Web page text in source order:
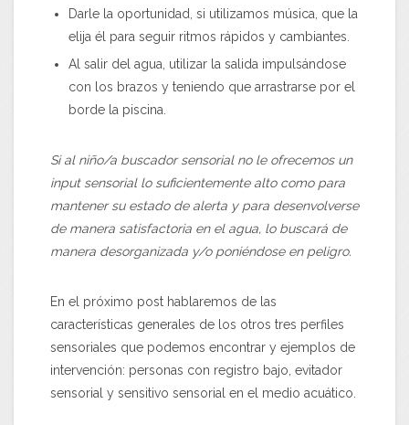
Darle la oportunidad, si utilizamos música, que la
elija él para seguir ritmos rápidos y cambiantes.
Al salir del agua, utilizar la salida impulsándose
con los brazos y teniendo que arrastrarse por el
borde la piscina.
Si al niño/a buscador sensorial no le ofrecemos un
input sensorial lo suficientemente alto como para
mantener su estado de alerta y para desenvolverse
de manera satisfactoria en el agua, lo buscará de
manera desorganizada y/o poniéndose en peligro.
En el próximo post hablaremos de las
características generales de los otros tres perfiles
sensoriales que podemos encontrar y ejemplos de
intervención: personas con registro bajo, evitador
sensorial y sensitivo sensorial en el medio acuático.